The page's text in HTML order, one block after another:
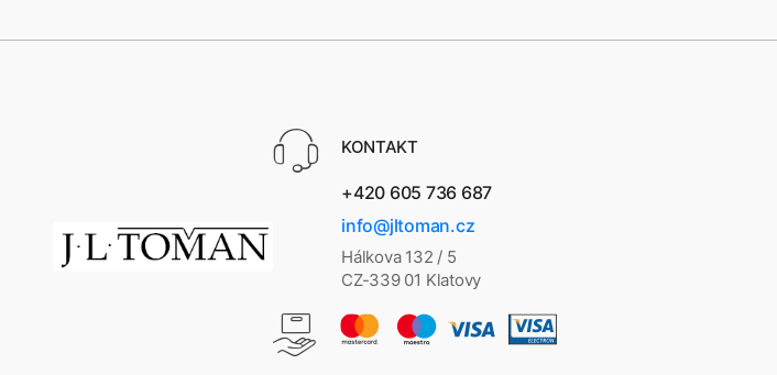
KONTAKT
+420 605 736 687
info@jltoman.cz
Hálkova 132 / 5
CZ-339 01 Klatovy